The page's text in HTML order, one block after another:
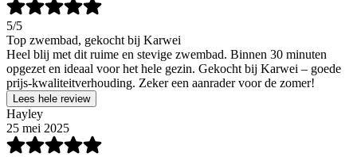
5/5
Top zwembad, gekocht bij Karwei
Heel blij met dit ruime en stevige zwembad. Binnen 30 minuten
opgezet en ideaal voor het hele gezin. Gekocht bij Karwei – goede
prijs-kwaliteitverhouding. Zeker een aanrader voor de zomer!
Lees hele review
Hayley
25 mei 2025